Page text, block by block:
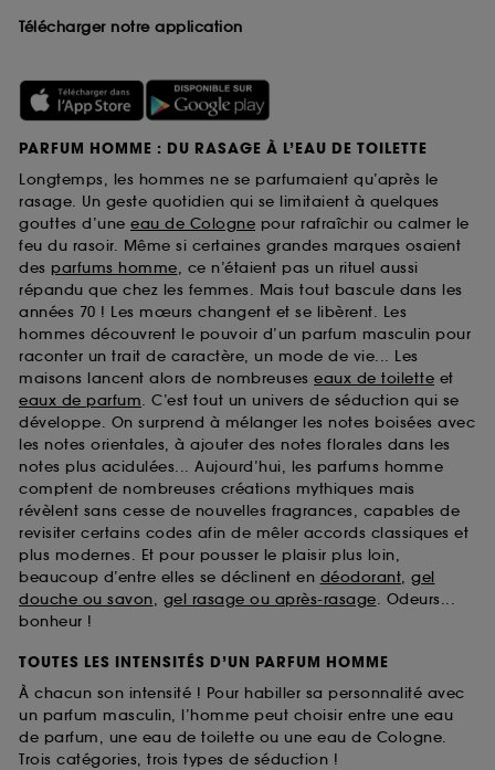
Télécharger notre application
PARFUM HOMME : DU RASAGE À L’EAU DE TOILETTE
Longtemps, les hommes ne se parfumaient qu’après le
rasage. Un geste quotidien qui se limitaient à quelques
gouttes d’une eau de Cologne pour rafraîchir ou calmer le
feu du rasoir. Même si certaines grandes marques osaient
des parfums homme, ce n’étaient pas un rituel aussi
répandu que chez les femmes. Mais tout bascule dans les
années 70 ! Les mœurs changent et se libèrent. Les
hommes découvrent le pouvoir d’un parfum masculin pour
raconter un trait de caractère, un mode de vie... Les
maisons lancent alors de nombreuses eaux de toilette et
eaux de parfum. C’est tout un univers de séduction qui se
développe. On surprend à mélanger les notes boisées avec
les notes orientales, à ajouter des notes florales dans les
notes plus acidulées... Aujourd’hui, les parfums homme
comptent de nombreuses créations mythiques mais
révèlent sans cesse de nouvelles fragrances, capables de
revisiter certains codes afin de mêler accords classiques et
plus modernes. Et pour pousser le plaisir plus loin,
beaucoup d’entre elles se déclinent en déodorant, gel
douche ou savon, gel rasage ou après-rasage. Odeurs...
bonheur !
TOUTES LES INTENSITÉS D’UN PARFUM HOMME
À chacun son intensité ! Pour habiller sa personnalité avec
un parfum masculin, l’homme peut choisir entre une eau
de parfum, une eau de toilette ou une eau de Cologne.
Trois catégories, trois types de séduction !